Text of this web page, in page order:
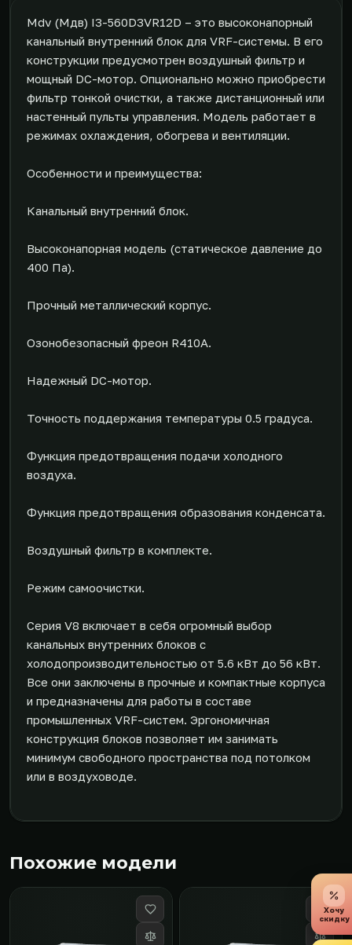
Mdv (Мдв) I3-560D3VR12D – это высоконапорный
канальный внутренний блок для VRF-системы. В его
конструкции предусмотрен воздушный фильтр и
мощный DC-мотор. Опционально можно приобрести
фильтр тонкой очистки, а также дистанционный или
настенный пульты управления. Модель работает в
режимах охлаждения, обогрева и вентиляции.
Особенности и преимущества:
Канальный внутренний блок.
Высоконапорная модель (статическое давление до
400 Па).
Прочный металлический корпус.
Озонобезопасный фреон R410A.
Надежный DC-мотор.
Точность поддержания температуры 0.5 градуса.
Функция предотвращения подачи холодного
воздуха.
Функция предотвращения образования конденсата.
Воздушный фильтр в комплекте.
Режим самоочистки.
Серия V8 включает в себя огромный выбор
канальных внутренних блоков с
холодопроизводительностью от 5.6 кВт до 56 кВт.
Все они заключены в прочные и компактные корпуса
и предназначены для работы в составе
промышленных VRF-систем. Эргономичная
конструкция блоков позволяет им занимать
минимум свободного пространства под потолком
или в воздуховоде.
Похожие модели
Хочу
скидку